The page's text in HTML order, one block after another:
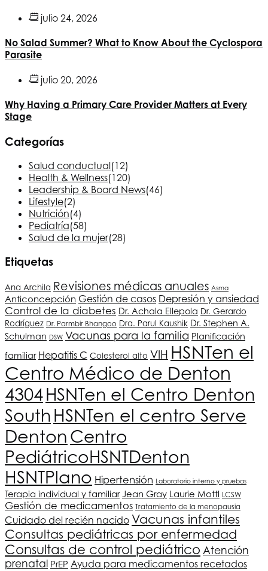
julio 24, 2026
No Salad Summer? What to Know About the Cyclospora
Parasite
julio 20, 2026
Why Having a Primary Care Provider Matters at Every
Stage
Categorías
Salud conductual(12)
Health & Wellness(120)
Leadership & Board News(46)
Lifestyle(2)
Nutrición(4)
Pediatría(58)
Salud de la mujer(28)
Etiquetas
Ana Archila Revisiones médicas anuales Asma
Anticoncepción Gestión de casos Depresión y ansiedad
Control de la diabetes Dr. Achala Ellepola Dr. Gerardo
Rodríguez Dr. Parmbir Bhangoo Dra. Parul Kaushik Dr. Stephen A.
Schulman DSW Vacunas para la familia Planificación
familiar Hepatitis C Colesterol alto VIH HSNTen el
Centro Médico de Denton
4304HSNTen el Centro Denton
South HSNTen el centro Serve
Denton Centro
PediátricoHSNTDenton
HSNTPlano Hipertensión Laboratorio interno y pruebas
Terapia individual y familiar Jean Gray Laurie Mottl LCSW
Gestión de medicamentos Tratamiento de la menopausia
Cuidado del recién nacido Vacunas infantiles
Consultas pediátricas por enfermedad
Consultas de control pediátrico Atención
prenatal PrEP Ayuda para medicamentos recetados